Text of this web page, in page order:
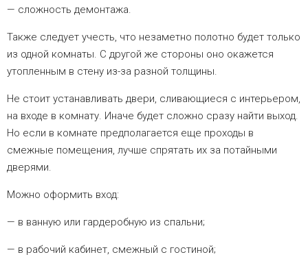
сложность демонтажа.
Также следует учесть, что незаметно полотно будет только
из одной комнаты. С другой же стороны оно окажется
утопленным в стену из-за разной толщины.
Не стоит устанавливать двери, сливающиеся с интерьером,
на входе в комнату. Иначе будет сложно сразу найти выход.
Но если в комнате предполагается еще проходы в
смежные помещения, лучше спрятать их за потайными
дверями.
Можно оформить вход:
в ванную или гардеробную из спальни;
в рабочий кабинет, смежный с гостиной;